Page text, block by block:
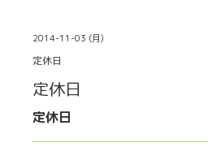
2014-11-03 (月)
定休日
定休日
定休日